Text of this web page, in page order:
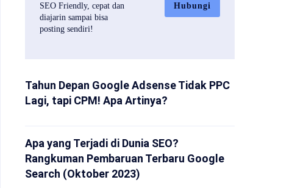
SEO Friendly, cepat dan
diajarin sampai bisa
posting sendiri!
Hubungi
Tahun Depan Google Adsense Tidak PPC
Lagi, tapi CPM! Apa Artinya?
Apa yang Terjadi di Dunia SEO?
Rangkuman Pembaruan Terbaru Google
Search (Oktober 2023)